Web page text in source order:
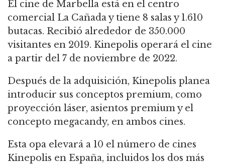
El cine de Marbella está en el centro
comercial La Cañada y tiene 8 salas y 1.610
butacas. Recibió alrededor de 350.000
visitantes en 2019. Kinepolis operará el cine
a partir del 7 de noviembre de 2022.
Después de la adquisición, Kinepolis planea
introducir sus conceptos premium, como
proyección láser, asientos premium y el
concepto megacandy, en ambos cines.
Esta opa elevará a 10 el número de cines
Kinepolis en España, incluidos los dos más